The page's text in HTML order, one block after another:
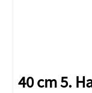
40 cm 5.